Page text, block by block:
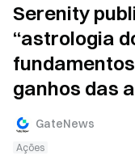
Serenity
“astrologia
ganhos das
GateNews
Ações